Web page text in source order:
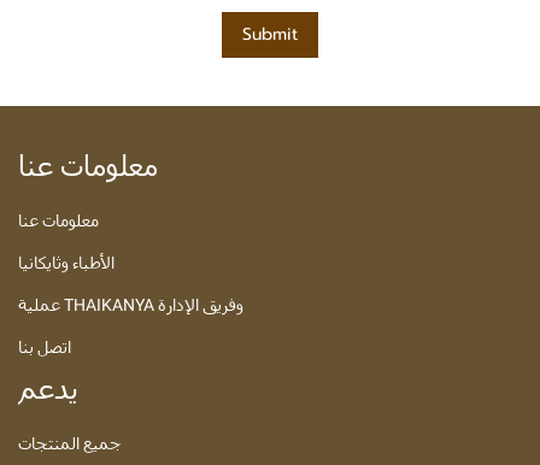
Submit
معلومات عنا
معلومات عنا
الأطباء وثايكانيا
عملية THAIKANYA وفريق الإدارة
اتصل بنا
يدعم
جميع المنتجات